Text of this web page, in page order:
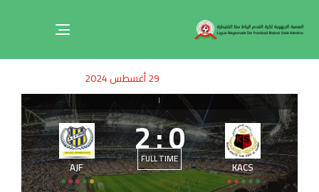
Toggle
IN:on:
29 أغسطس 2024
|
KACS
0
:
2FULL TIME
AJF